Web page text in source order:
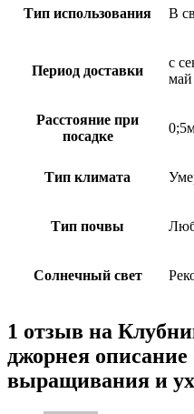
Тип использования В
Период доставки
с
май
Расстояние при
посадке
Тип климата
Тип почвы
Солнечный свет
1 отзыв на
джорнея описание
выращивания и